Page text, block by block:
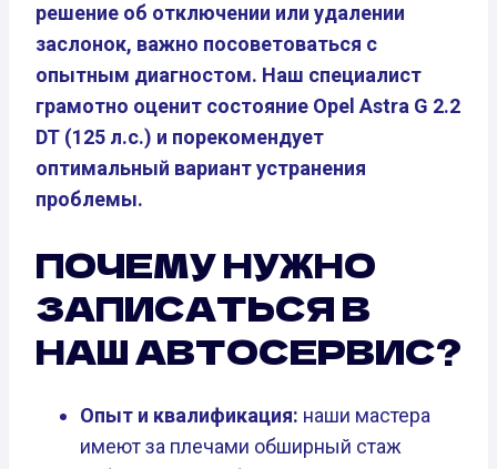
решение об отключении или удалении
заслонок, важно посоветоваться с
опытным диагностом. Наш специалист
грамотно оценит состояние Opel Astra G 2.2
DT (125 л.с.) и порекомендует
оптимальный вариант устранения
проблемы.
ПОЧЕМУ НУЖНО
ЗАПИСАТЬСЯ В
НАШ АВТОСЕРВИС?
Опыт и квалификация: наши мастера
имеют за плечами обширный стаж